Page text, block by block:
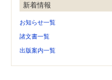
新着情報
お知らせ一覧
諸文書一覧
出版案内一覧